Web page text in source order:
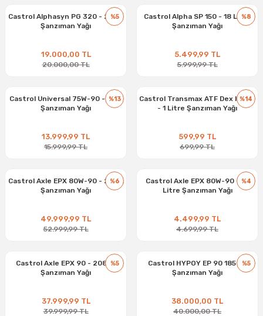
%5
Castrol Alphasyn PG 320 - 20 kg
Şanzıman Yağı
19.000,00 TL
20.000,00 TL
%8
Castrol Alpha SP 150 - 18 Litre
Şanzıman Yağı
5.499,99 TL
5.999,99 TL
%13
Castrol Universal 75W-90 - 20 L
Şanzıman Yağı
13.999,99 TL
15.999,99 TL
%14
Castrol Transmax ATF Dex II & III
- 1 Litre Şanzıman Yağı
599,99 TL
699,99 TL
%6
Castrol Axle EPX 80W-90 - 208 L
Şanzıman Yağı
49.999,99 TL
52.999,99 TL
%4
Castrol Axle EPX 80W-90 - 18
Litre Şanzıman Yağı
4.499,99 TL
4.699,99 TL
%5
Castrol Axle EPX 90 - 208 Lt
Şanzıman Yağı
37.999,99 TL
39.999,99 TL
%5
Castrol HYPOY EP 90 185 Kg
Şanzıman Yağı
38.000,00 TL
40.000,00 TL